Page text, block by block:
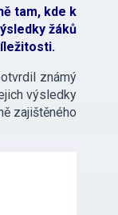
tam, kde k
žáků
známý
výsledky
zajištěného